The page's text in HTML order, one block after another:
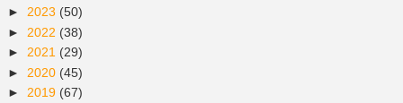
► 2023 (50)
► 2022 (38)
► 2021 (29)
► 2020 (45)
► 2019 (67)